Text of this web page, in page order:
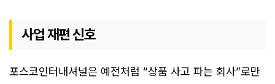
사업 재편 신호
포스코인터내셔널은 예전처럼 “상품 사고 파는 회사”로만